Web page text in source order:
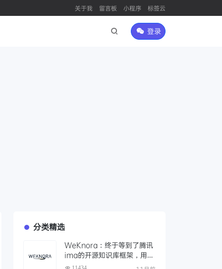
关于我 留言板 小程序 标签云
登录
分类精选
WeKnora：终于等到了腾讯
ima的开源知识库框架，用
API 轻松打造本地智能文档检
11434